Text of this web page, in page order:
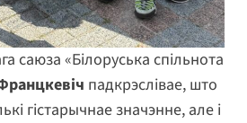
саюза «Білоруська спільнота
падкрэслівае, што
гістарычнае значэнне, але і